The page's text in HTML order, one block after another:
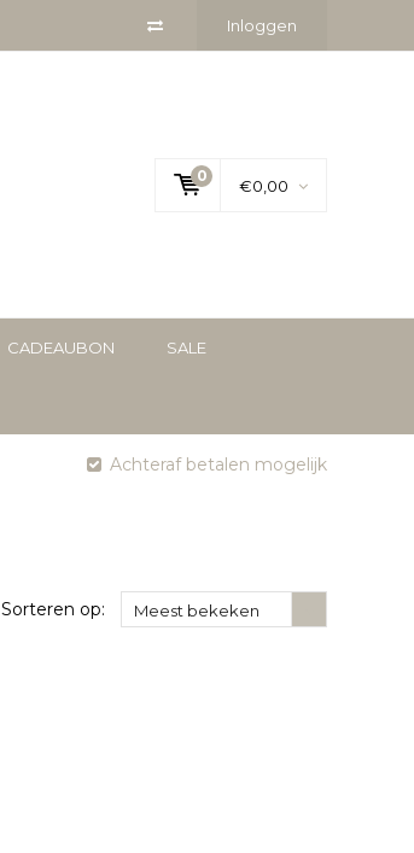
Inloggen
0
€0,00
CADEAUBON SALE
Achteraf betalen mogelijk
Sorteren op: Meest bekeken